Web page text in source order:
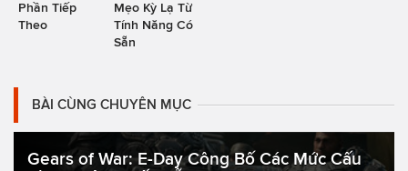
Phần Tiếp
Theo
Mẹo Kỳ Lạ Từ
Tính Năng Có
Sẵn
BÀI CÙNG CHUYÊN MỤC
Gears of War: E-Day Công Bố Các Mức Cấu